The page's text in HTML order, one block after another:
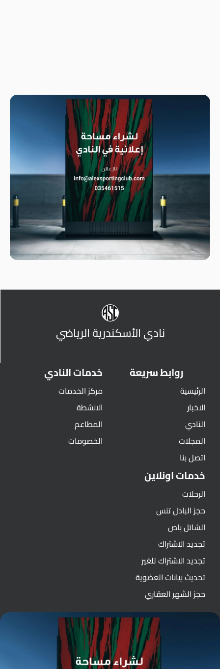
نادي الأسكندرية الرياضي
روابط سريعة
الرئيسية
الاخبار
النادي
المجلات
اتصل بنا
خدمات النادي
مركز الخدمات
الانشطة
المطاعم
الخصومات
خدمات اونلاين
الرحلات
حجز البادل تنس
الشاتل باص
تجديد الاشتراك
تجديد الاشتراك للغير
تحديث بيانات العضوية
حجز الشهر العقاري